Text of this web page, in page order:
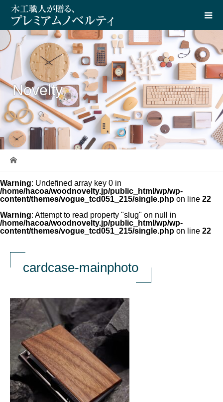
Novelty
Warning: Undefined array key 0 in
/home/hacoa/woodnovelty.jp/public_html/wp/wp-
content/themes/vogue_tcd051_215/single.php on line 22
Warning: Attempt to read property "slug" on null in
/home/hacoa/woodnovelty.jp/public_html/wp/wp-
content/themes/vogue_tcd051_215/single.php on line 22
cardcase-mainphoto